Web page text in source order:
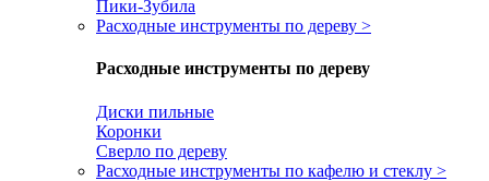
Пики-Зубила
Расходные инструменты по дереву >
Расходные инструменты по дереву
Диски пильные
Коронки
Сверло по дереву
Расходные инструменты по кафелю и стеклу >